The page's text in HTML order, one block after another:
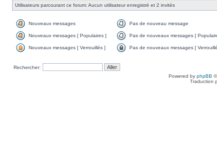
Utilisateurs parcourant ce forum: Aucun utilisateur enregistré et 2 invités
Nouveaux messages Pas de nouveau message
Nouveaux messages [ Populaires ] Pas de nouveaux messages [
Nouveaux messages [ Verrouillés ] Pas de nouveaux messages [
Rechercher:
Powered by phpBB
Traduction